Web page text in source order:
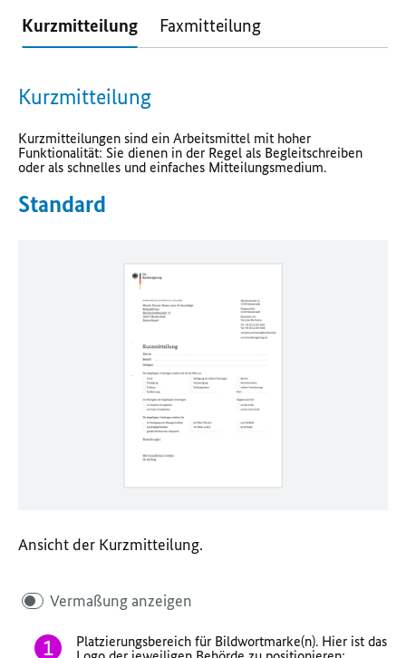
Kurzmitteilung Faxmitteilung
Kurzmitteilung
Kurzmitteilungen sind ein Arbeitsmittel mit hoher
Funktionalität: Sie dienen in der Regel als Begleitschreiben
oder als schnelles und einfaches Mitteilungsmedium.
Standard
Ansicht der Kurzmitteilung.
Vermaßung anzeigen
Platzierungsbereich für Bildwortmarke(n). Hier ist das